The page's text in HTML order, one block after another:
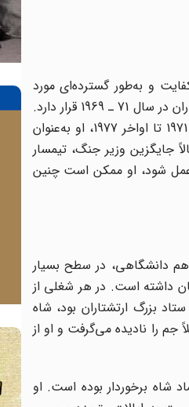
کفایت و به‌طور گسترده‌اى مورد
احترام است. وى داراى یک سابقه خدمتى درخشان مى‌باشد که در اوج انتصابات وى، ریاست ستاد بزرگ ارتشتاران در سال 71 ـ 1969 قرار دارد.
در چنین موضعى او دستیار فرماندهى کل (شاه) در جهت‌دهى و هماهنگى جامع نیروهاى مسلح بود. از سال 1971 تا اواخر 1977، او به‌عنوان
جایگزین وزیر جنگ، تیمسار
عمل شود، او ممکن است چنین
دانشگاهى، در سطح بسیار
داشته است. در هر شغلى از
بزرگ ارتشتاران بود، شاه
جم را نادیده مى‌گرفت و او از
شاه برخوردار بوده است. او